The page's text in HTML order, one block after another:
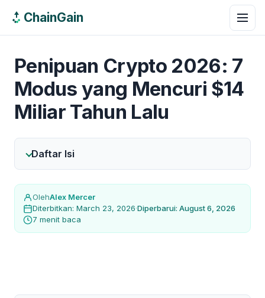
ChainGain
Penipuan Crypto 2026: 7
Modus yang Mencuri $14
Miliar Tahun Lalu
Daftar Isi
OlehAlex Mercer
Diterbitkan: March 23, 2026·Diperbarui: August 6, 2026
7 menit baca